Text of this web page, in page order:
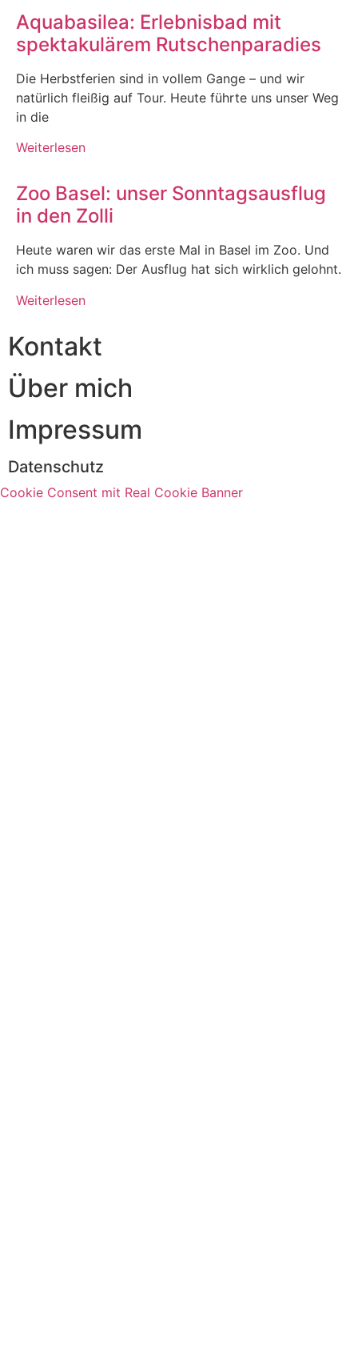
Aquabasilea: Erlebnisbad mit
spektakulärem Rutschenparadies
Die Herbstferien sind in vollem Gange – und wir
natürlich fleißig auf Tour. Heute führte uns unser Weg
in die
Weiterlesen
Zoo Basel: unser Sonntagsausflug
in den Zolli
Heute waren wir das erste Mal in Basel im Zoo. Und
ich muss sagen: Der Ausflug hat sich wirklich gelohnt.
Weiterlesen
Kontakt
Über mich
Impressum
Datenschutz
Cookie Consent mit Real Cookie Banner